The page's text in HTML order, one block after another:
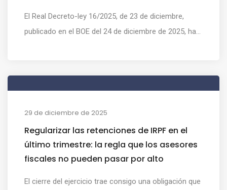
El Real Decreto-ley 16/2025, de 23 de diciembre,
publicado en el BOE del 24 de diciembre de 2025, ha...
29 de diciembre de 2025
Regularizar las retenciones de IRPF en el
último trimestre: la regla que los asesores
fiscales no pueden pasar por alto
El cierre del ejercicio trae consigo una obligación que